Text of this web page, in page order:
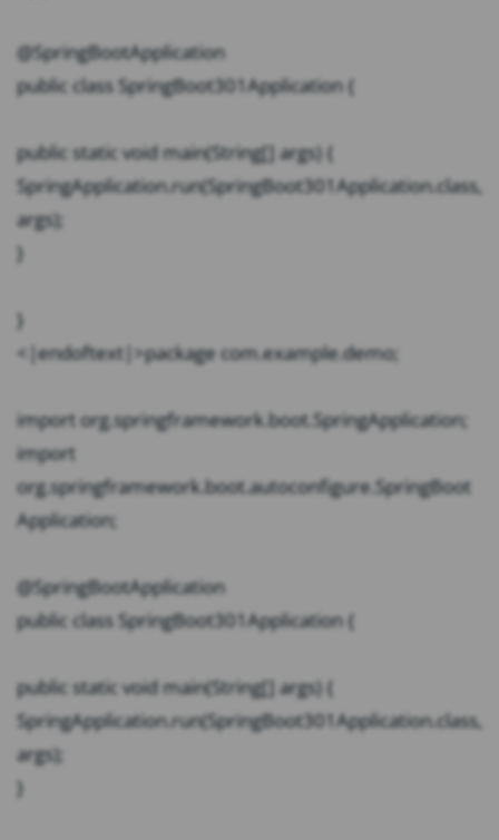
@SpringBootApplication
public class SpringBoot301Application {
public static void main(String[] args) {
SpringApplication.run(SpringBoot301Application.class,
args);
}
}
<|endoftext|>package com.example.demo;
import org.springframework.boot.SpringApplication;
import
org.springframework.boot.autoconfigure.SpringBoot
Application;
@SpringBootApplication
public class SpringBoot301Application {
public static void main(String[] args) {
SpringApplication.run(SpringBoot301Application.class,
args);
}